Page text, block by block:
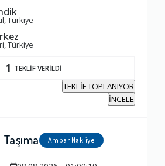
Türkiye
Türkiye
1 TEKLİF VERİLDİ
TEKLİF TOPLANIYOR
İNCELE
Ambar Nakliye